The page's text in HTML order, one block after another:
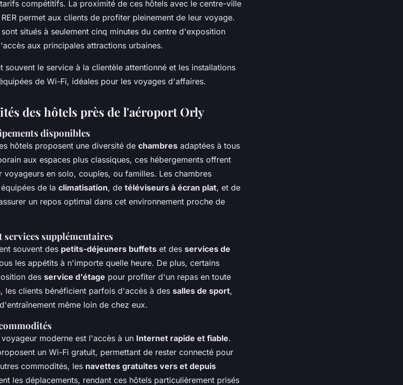
compétitifs. La proximité de ces hôtels avec le centre-ville
permet aux clients de profiter pleinement de leur voyage.
situés à seulement cinq minutes du centre d'exposition
aux principales attractions urbaines.
souvent le service à la clientèle attentionné et les installations
de Wi-Fi, idéales pour les voyages d'affaires.
des hôtels près de l'aéroport Orly
disponibles
hôtels proposent une diversité de chambres adaptées à tous
aux espaces plus classiques, ces hébergements offrent
voyageurs en solo, couples, ou familles. Les chambres
de la climatisation, de téléviseurs à écran plat, et de
un repos optimal dans cet environnement proche de
supplémentaires
souvent des petits-déjeuners buffets et des services de
les appétits à n'importe quelle heure. De plus, certains
des service d'étage pour profiter d'un repas en toute
les clients bénéficient parfois d'accès à des salles de sport,
même loin de chez eux.
moderne est l'accès à un Internet rapide et fiable.
un Wi-Fi gratuit, permettant de rester connecté pour
commodités, les navettes gratuites vers et depuis
les déplacements, rendant ces hôtels particulièrement prisés